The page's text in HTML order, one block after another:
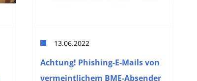
13.06.2022
Achtung! Phishing-E-Mails von
vermeintlichem BME-Absender